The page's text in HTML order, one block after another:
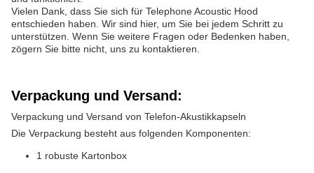
Vielen Dank, dass Sie sich für Telephone Acoustic Hood
entschieden haben. Wir sind hier, um Sie bei jedem Schritt zu
unterstützen. Wenn Sie weitere Fragen oder Bedenken haben,
zögern Sie bitte nicht, uns zu kontaktieren.
Verpackung und Versand:
Verpackung und Versand von Telefon-Akustikkapseln
Die Verpackung besteht aus folgenden Komponenten:
1 robuste Kartonbox